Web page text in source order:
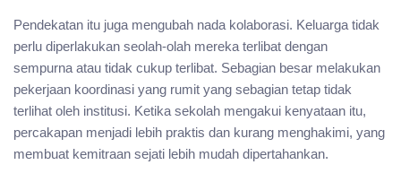
Pendekatan itu juga mengubah nada kolaborasi. Keluarga tidak
perlu diperlakukan seolah-olah mereka terlibat dengan
sempurna atau tidak cukup terlibat. Sebagian besar melakukan
pekerjaan koordinasi yang rumit yang sebagian tetap tidak
terlihat oleh institusi. Ketika sekolah mengakui kenyataan itu,
percakapan menjadi lebih praktis dan kurang menghakimi, yang
membuat kemitraan sejati lebih mudah dipertahankan.